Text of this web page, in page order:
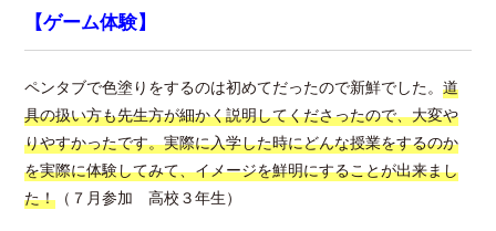
【ゲーム体験】
ペンタブで色塗りをするのは初めてだったので新鮮でした。道
具の扱い方も先生方が細かく説明してくださったので、大変や
りやすかったです。実際に入学した時にどんな授業をするのか
を実際に体験してみて、イメージを鮮明にすることが出来まし
た！ （７月参加 高校３年生）